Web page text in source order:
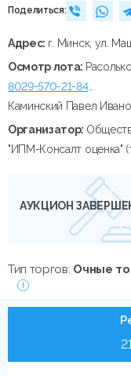
Поделиться:
Адрес: г. Минск, ул.
Осмотр лота:
8029-570-21-84..
Каминский Павел
Организатор:
"ИПМ-Консалт оценка"
АУКЦИОН
Тип торгов: Очные